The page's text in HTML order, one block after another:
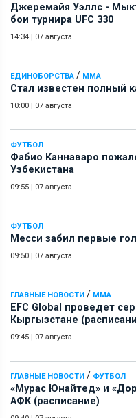
Джеремайя Уэллс -
бои турнира UFC 330
14:34 | 07 августа
ЕДИНОБОРСТВА / ММА
Стал известен полный
10:00 | 07 августа
ФУТБОЛ
Фабио Каннаваро
Узбекистана
09:55 | 07 августа
ФУТБОЛ
Месси забил первые
09:50 | 07 августа
ГЛАВНЫЕ НОВОСТИ / ММА
EFC Global проведет
Кыргызстане
09:45 | 07 августа
ГЛАВНЫЕ НОВОСТИ / ФУТБОЛ
«Мурас Юнайтед» и
АФК (расписание)